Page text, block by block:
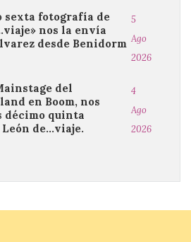
sexta fotografía de
nos la envía
desde Benidorm
5
Ago
2026
del
en Boom, nos
décimo quinta
de…viaje.
4
Ago
2026